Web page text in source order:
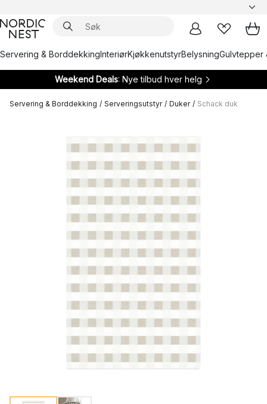
Servering & BorddekkingInteriørKjøkkenutstyrBelysningGulvtepper
Weekend Deals: Nye tilbud hver helg
Servering & Borddekking / Serveringsutstyr / Duker / Schack duk